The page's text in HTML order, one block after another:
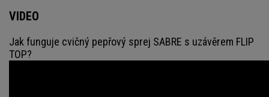
VIDEO
Jak funguje cvičný pepřový sprej SABRE s uzávěrem FLIP
TOP?